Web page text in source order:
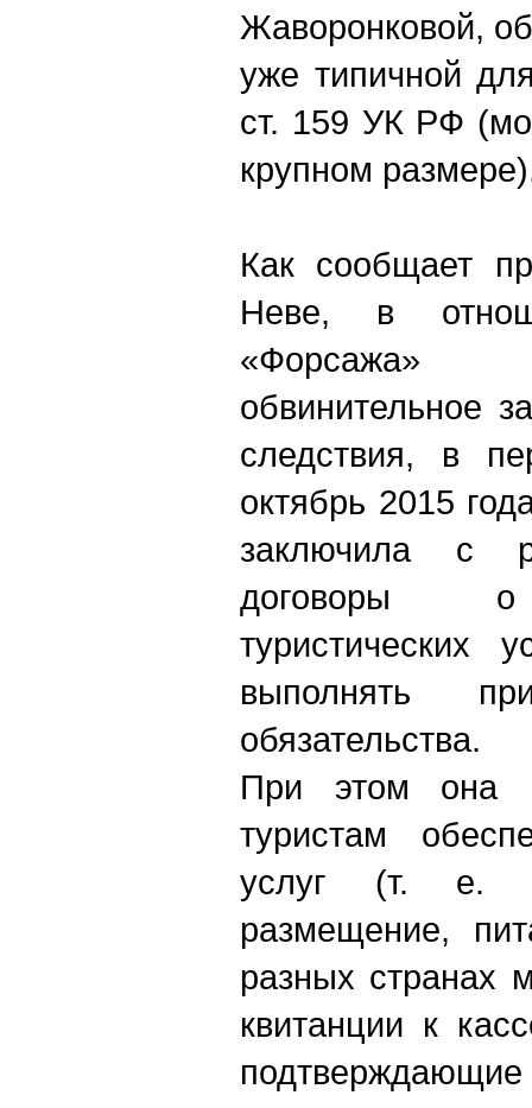
Жаворонковой,
уже типичной
ст. 159 УК РФ
крупном
Как сообщает
Неве, в
«Форсажа»
обвинительное
следствия, в
октябрь 2015
заключила с
договоры о
туристических
выполнять
обязательства.
При этом она
туристам
услуг (т. е.
размещение,
разных странах
квитанции к